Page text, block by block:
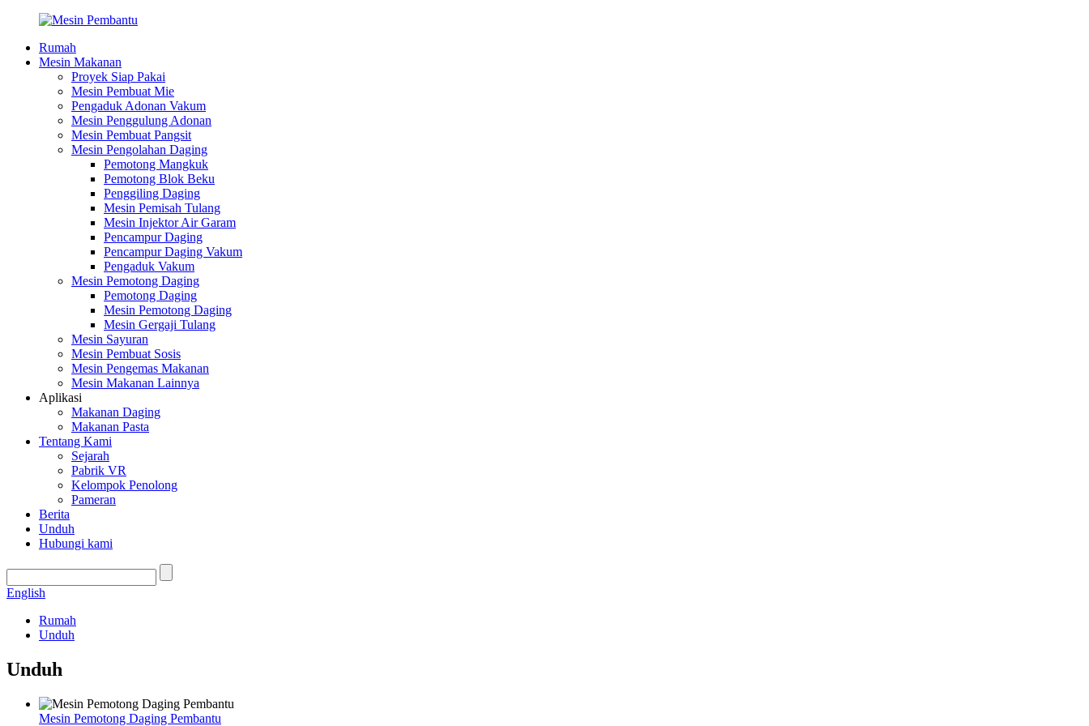
Rumah
Mesin Makanan
Proyek Siap Pakai
Mesin Pembuat Mie
Pengaduk Adonan Vakum
Mesin Penggulung Adonan
Mesin Pembuat Pangsit
Mesin Pengolahan Daging
Pemotong Mangkuk
Pemotong Blok Beku
Penggiling Daging
Mesin Pemisah Tulang
Mesin Injektor Air Garam
Pencampur Daging
Pencampur Daging Vakum
Pengaduk Vakum
Mesin Pemotong Daging
Pemotong Daging
Mesin Pemotong Daging
Mesin Gergaji Tulang
Mesin Sayuran
Mesin Pembuat Sosis
Mesin Pengemas Makanan
Mesin Makanan Lainnya
Aplikasi
Makanan Daging
Makanan Pasta
Tentang Kami
Sejarah
Pabrik VR
Kelompok Penolong
Pameran
Berita
Unduh
Hubungi kami
English
Rumah
Unduh
Unduh
Mesin Pemotong Daging Pembantu